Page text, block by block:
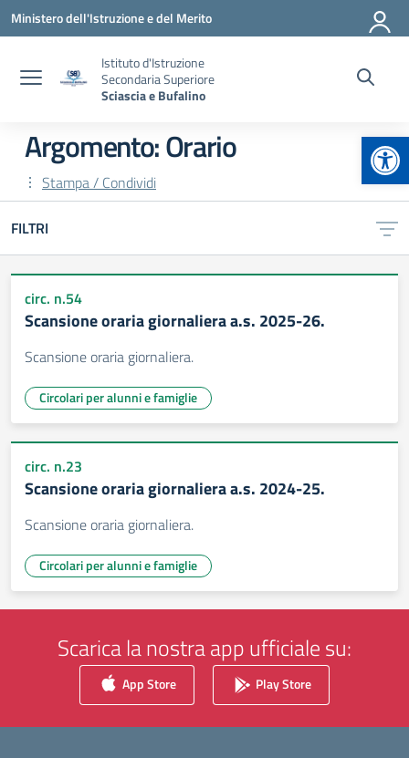
Vai ai contenuti
Vai al menu di navigazione
Vai al footer
Ministero dell'Istruzione e del Merito
Istituto d'Istruzione
Secondaria Superiore
Sciascia e Bufalino
Argomento: Orario
Stampa / Condividi
FILTRI
circ. n.54
Scansione oraria giornaliera a.s. 2025-26.
Scansione oraria giornaliera.
Circolari per alunni e famiglie
circ. n.23
Scansione oraria giornaliera a.s. 2024-25.
Scansione oraria giornaliera.
Circolari per alunni e famiglie
Scarica la nostra app ufficiale su:
App Store Play Store